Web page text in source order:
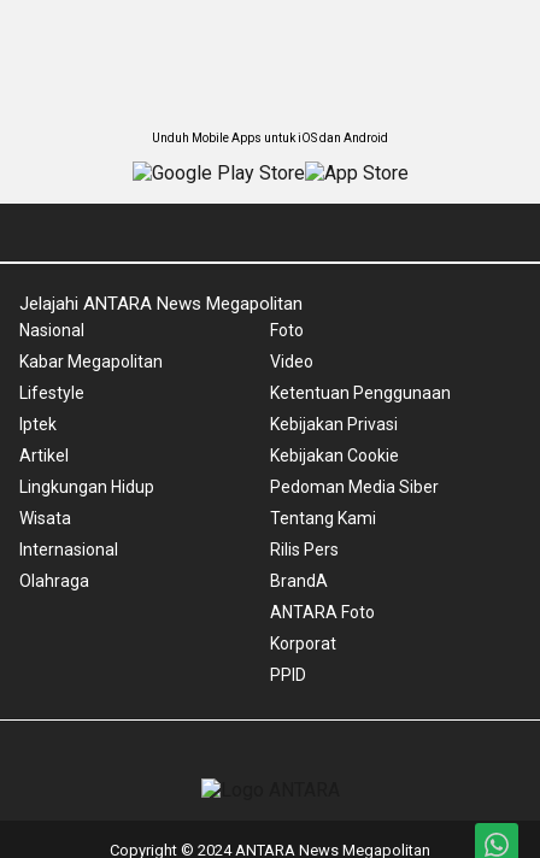
Unduh Mobile Apps untuk iOS dan Android
Jelajahi ANTARA News Megapolitan
Nasional
Kabar Megapolitan
Lifestyle
Iptek
Artikel
Lingkungan Hidup
Wisata
Internasional
Olahraga
Foto
Video
Ketentuan Penggunaan
Kebijakan Privasi
Kebijakan Cookie
Pedoman Media Siber
Tentang Kami
Rilis Pers
BrandA
ANTARA Foto
Korporat
PPID
Copyright © 2024 ANTARA News Megapolitan